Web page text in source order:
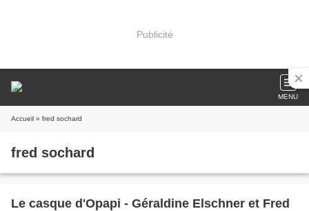
Publicité
MENU
Accueil » fred sochard
fred sochard
Le casque d'Opapi - Géraldine Elschner et Fred